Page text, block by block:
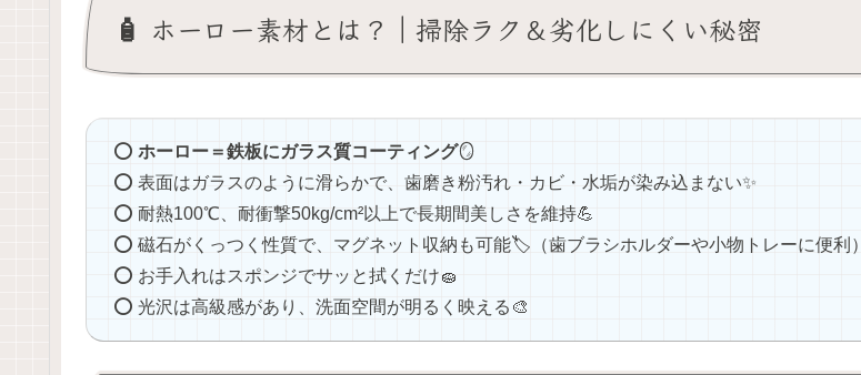
🧴 ホーロー素材とは？｜掃除ラク＆劣化しにくい秘密
⭕️ ホーロー＝鉄板にガラス質コーティング🪞
⭕️ 表面はガラスのように滑らかで、歯磨き粉汚れ・カビ・水垢が染み込まない✨
⭕️ 耐熱100℃、耐衝撃50kg/cm²以上で長期間美しさを維持💪
⭕️ 磁石がくっつく性質で、マグネット収納も可能🏷️（歯ブラシホルダーや小物トレーに便利）
⭕️ お手入れはスポンジでサッと拭くだけ🧽
⭕️ 光沢は高級感があり、洗面空間が明るく映える🎨